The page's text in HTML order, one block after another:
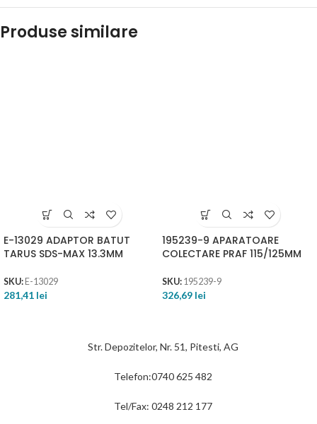
Produse similare
E-13029 ADAPTOR BATUT
TARUS SDS-MAX 13.3MM
SKU: E-13029
281,41 lei
195239-9 APARATOARE
COLECTARE PRAF 115/125MM
SKU: 195239-9
326,69 lei
Str. Depozitelor, Nr. 51, Pitesti, AG
Telefon:0740 625 482
Tel/Fax: 0248 212 177